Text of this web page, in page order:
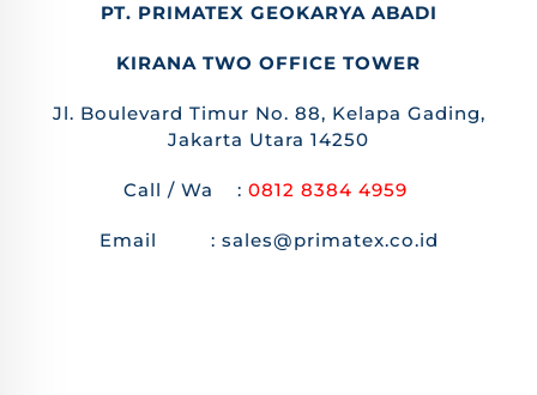
PT. PRIMATEX GEOKARYA ABADI
KIRANA TWO OFFICE TOWER
Jl. Boulevard Timur No. 88, Kelapa Gading,
Jakarta Utara 14250
Call / Wa : 0812 8384 4959
Email : sales@primatex.co.id